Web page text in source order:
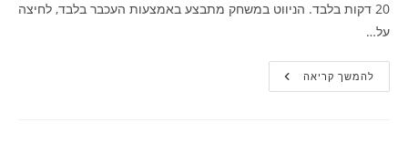
20 דקות בלבד. הניווט במשחק מתבצע באמצעות העכבר בלבד, לחיצה
על…
להמשך קריאהOffice
Escape